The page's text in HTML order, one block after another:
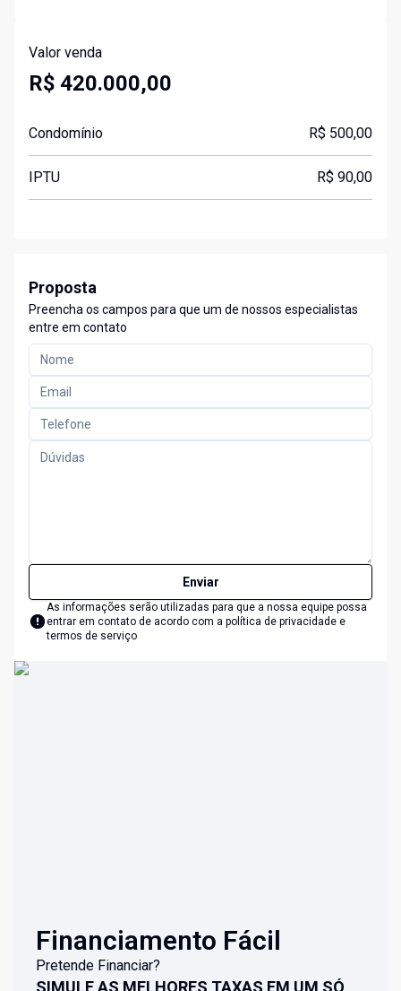
Valor venda
R$ 420.000,00
Condomínio R$ 500,00
IPTU R$ 90,00
Proposta
Preencha os campos para que um de nossos especialistas
entre em contato
Enviar
As informações serão utilizadas para que a nossa equipe possa
entrar em contato de acordo com a política de privacidade e
termos de serviço
Financiamento Fácil
Pretende Financiar?